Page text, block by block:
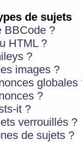
de sujets
BBCode ?
HTML ?
?
images ?
globales
?
it ?
verrouillés ?
de sujets ?